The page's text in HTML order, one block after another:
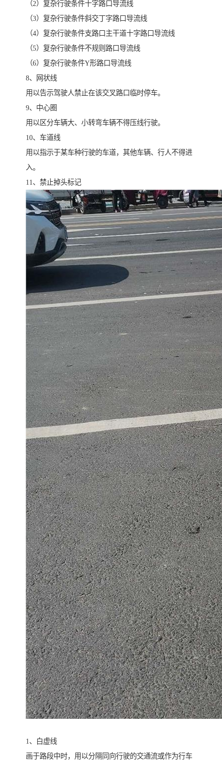
（2）复杂行驶条件十字路口导流线
（3）复杂行驶条件斜交丁字路口导流线
（4）复杂行驶条件支路口主干道十字路口导流线
（5）复杂行驶条件不规则路口导流线
（6）复杂行驶条件Y形路口导流线
8、网状线
用以告示驾驶人禁止在该交叉路口临时停车。
9、中心圈
用以区分车辆大、小转弯车辆不得压线行驶。
10、车道线
用以指示于某车种行驶的车道，其他车辆、行人不得进
入。
11、禁止掉头标记
1、白虚线
画于路段中时，用以分隔同向行驶的交通流或作为行车